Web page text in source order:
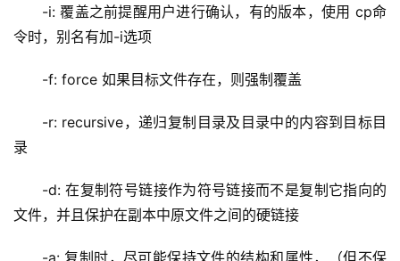
-i: 覆盖之前提醒用户进行确认，有的版本，使用 cp命
令时，别名有加-i选项
-f: force 如果目标文件存在，则强制覆盖
-r: recursive，递归复制目录及目录中的内容到目标目
录
-d: 在复制符号链接作为符号链接而不是复制它指向的
文件，并且保护在副本中原文件之间的硬链接